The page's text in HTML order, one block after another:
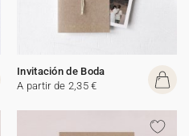
Invitación de Boda
A partir de 2,35 €